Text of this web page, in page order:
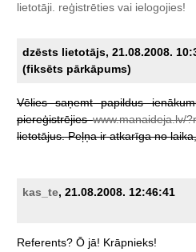
lietotāji. reģistrētiesvai ielogojies!
dzēsts lietotājs, 21.08.2008.
(fiksēts pārkāpums)
Vēlies saņemt papildus
piereģistrējies www.manaideja.lv/
lietotājus. Peļņa ir atkarīga no laika,
kas_te, 21.08.2008. 12:46:41
Referents? Ō jā! Krāpnieks!